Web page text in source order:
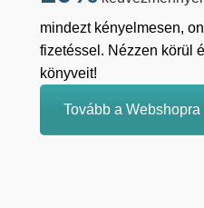
mindezt kényelmesen,
fizetéssel. Nézzen körül
könyveit!
Tovább a Webshopra